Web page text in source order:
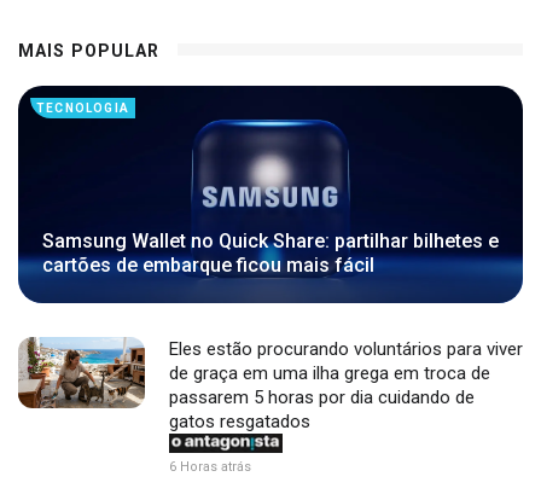
MAIS POPULAR
TECNOLOGIA
Samsung Wallet no Quick Share: partilhar bilhetes e
cartões de embarque ficou mais fácil
Eles estão procurando voluntários para viver
de graça em uma ilha grega em troca de
passarem 5 horas por dia cuidando de
gatos resgatados
6 Horas atrás